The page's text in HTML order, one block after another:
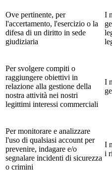
Ove pertinente, per
l'accertamento, l'esercizio o la
difesa di un diritto in sede
giudiziaria
I
Per svolgere compiti o
raggiungere obiettivi in
relazione alla gestione della
nostra attività nei nostri
legittimi interessi commerciali
I
Per monitorare e analizzare
l'uso di qualsiasi account per
prevenire, indagare e/o
segnalare incidenti di sicurezza
o crimini
I
i